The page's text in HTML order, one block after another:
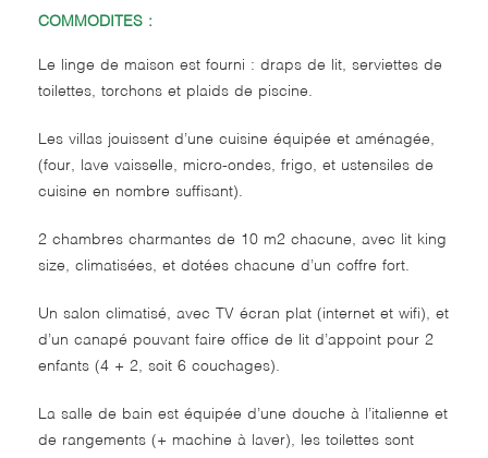
COMMODITES :
Le linge de maison est fourni : draps de lit, serviettes de
toilettes, torchons et plaids de piscine.
Les villas jouissent d’une cuisine équipée et aménagée,
(four, lave vaisselle, micro-ondes, frigo, et ustensiles de
cuisine en nombre suffisant).
2 chambres charmantes de 10 m2 chacune, avec lit king
size, climatisées, et dotées chacune d’un coffre fort.
Un salon climatisé, avec TV écran plat (internet et wifi), et
d’un canapé pouvant faire office de lit d’appoint pour 2
enfants (4 + 2, soit 6 couchages).
La salle de bain est équipée d’une douche à l’italienne et
de rangements (+ machine à laver), les toilettes sont